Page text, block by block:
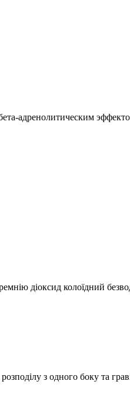
адренолитическим
діоксид колоїдний
з одного боку та